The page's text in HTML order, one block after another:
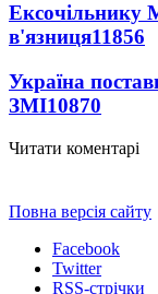
Ексочільнику
в'язниця11856
Україна
ЗМІ10870
Читати коментарі
Повна версія сайту
Facebook
Twitter
RSS-стрічки